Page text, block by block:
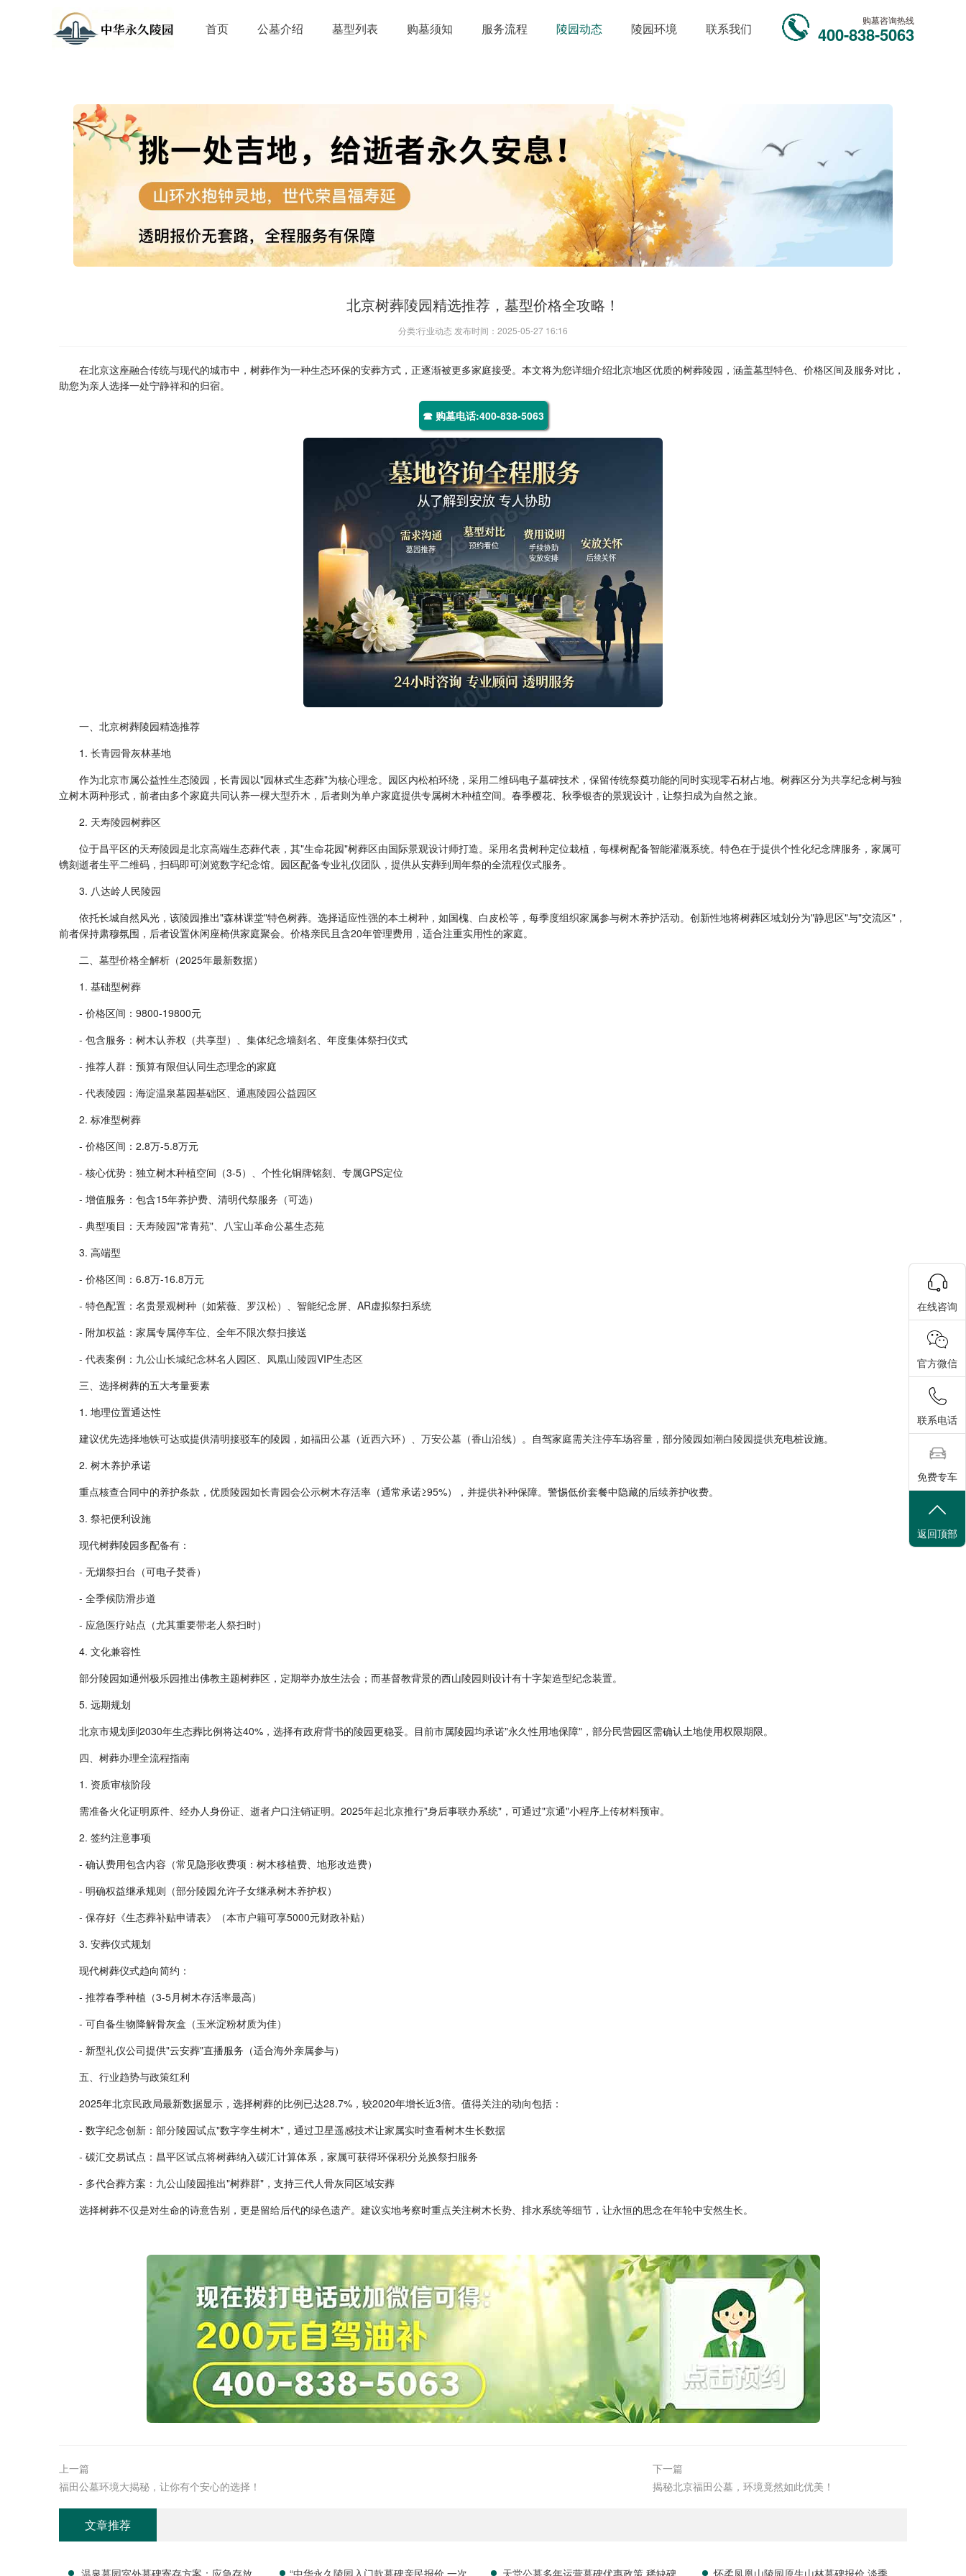
首页 公墓介绍 墓型列表 购墓须知 服务流程 陵园动态 陵园环境 联系我们
购墓咨询热线
400-838-5063
北京树葬陵园精选推荐，墓型价格全攻略！
分类:行业动态 发布时间：2025-05-27 16:16
在北京这座融合传统与现代的城市中，树葬作为一种生态环保的安葬方式，正逐渐被更多家庭接受。本文将为您详细介绍北京地区优质的树葬陵园，涵盖墓型特色、价格区间及服务对比，
助您为亲人选择一处宁静祥和的归宿。
☎ 购墓电话:400-838-5063
一、北京树葬陵园精选推荐
1. 长青园骨灰林基地
作为北京市属公益性生态陵园， 长青园以"园林式生态葬"为核心理念。园区内松柏环绕，采用二维码电子墓碑技术，保留传统祭奠功能的同时实现零石材占地。树葬区分为共享纪念树与独
立树木两种形式，前者由多个家庭共同认养一棵大型乔木，后者则为单户家庭提供专属树木种植空间。春季樱花、秋季银杏的景观设计，让祭扫成为自然之旅。
2. 天寿陵园树葬区
位于昌平区的天寿陵园是北京高端生态葬代表，其"生命花园"树葬区由国际景观设计师打造。采用名贵树种定位栽植，每棵树配备智能灌溉系统。特色在于提供个性化纪念牌服务，家属可
镌刻逝者生平二维码，扫码即可浏览数字纪念馆。园区配备专业礼仪团队，提供从安葬到周年祭的全流程仪式服务。
3. 八达岭人民陵园
依托长城自然风光，该陵园推出"森林课堂"特色树葬。选择适应性强的本土树种，如国槐、白皮松等，每季度组织家属参与树木养护活动。创新性地将树葬区域划分为"静思区"与"交流区"，
前者保持肃穆氛围，后者设置休闲座椅供家庭聚会。价格亲民且含20年管理费用，适合注重实用性的家庭。
二、墓型价格全解析（2025年最新数据）
1. 基础型树葬
- 价格区间：9800-19800元
- 包含服务：树木认养权（共享型）、集体纪念墙刻名、年度集体祭扫仪式
- 推荐人群：预算有限但认同生态理念的家庭
- 代表陵园：海淀温泉墓园基础区、 通惠陵园公益园区
2. 标准型树葬
- 价格区间：2.8万-5.8万元
- 核心优势：独立树木种植空间（3-5）、个性化铜牌铭刻、专属GPS定位
- 增值服务：包含15年养护费、清明代祭服务（可选）
- 典型项目： 天寿陵园"常青苑"、八宝山革命公墓生态苑
3. 高端型
- 价格区间：6.8万-16.8万元
- 特色配置：名贵景观树种（如紫薇、罗汉松）、智能纪念屏、AR虚拟祭扫系统
- 附加权益：家属专属停车位、全年不限次祭扫接送
- 代表案例： 九公山长城纪念林名人园区、 凤凰山陵园VIP生态区
三、选择树葬的五大考量要素
1. 地理位置通达性
建议优先选择地铁可达或提供清明接驳车的陵园，如福田公墓 （近西六环）、 万安公墓 （香山沿线）。自驾家庭需关注停车场容量，部分陵园如潮白陵园提供充电桩设施。
2. 树木养护承诺
重点核查合同中的养护条款，优质陵园如长青园会公示树木存活率（通常承诺≥95%），并提供补种保障。警惕低价套餐中隐藏的后续养护收费。
3. 祭祀便利设施
现代树葬陵园多配备有：
- 无烟祭扫台（可电子焚香）
- 全季候防滑步道
- 应急医疗站点（尤其重要带老人祭扫时）
4. 文化兼容性
部分陵园如通州极乐园推出佛教主题树葬区，定期举办放生法会；而基督教背景的西山陵园则设计有十字架造型纪念装置。
5. 远期规划
北京市规划到2030年生态葬比例将达40%，选择有政府背书的陵园更稳妥。目前市属陵园均承诺"永久性用地保障"，部分民营园区需确认土地使用权限期限。
四、树葬办理全流程指南
1. 资质审核阶段
需准备火化证明原件、经办人身份证、逝者户口注销证明。2025年起北京推行"身后事联办系统"，可通过"京通"小程序上传材料预审。
2. 签约注意事项
- 确认费用包含内容（常见隐形收费项：树木移植费、地形改造费）
- 明确权益继承规则（部分陵园允许子女继承树木养护权）
- 保存好《生态葬补贴申请表》（本市户籍可享5000元财政补贴）
3. 安葬仪式规划
现代树葬仪式趋向简约：
- 推荐春季种植（3-5月树木存活率最高）
- 可自备生物降解骨灰盒（玉米淀粉材质为佳）
- 新型礼仪公司提供"云安葬"直播服务（适合海外亲属参与）
五、行业趋势与政策红利
2025年北京民政局最新数据显示，选择树葬的比例已达28.7%，较2020年增长近3倍。值得关注的动向包括：
- 数字纪念创新：部分陵园试点"数字孪生树木"，通过卫星遥感技术让家属实时查看树木生长数据
- 碳汇交易试点：昌平区试点将树葬纳入碳汇计算体系，家属可获得环保积分兑换祭扫服务
- 多代合葬方案： 九公山陵园推出"树葬群"，支持三代人骨灰同区域安葬
选择树葬不仅是对生命的诗意告别，更是留给后代的绿色遗产。建议实地考察时重点关注树木长势、排水系统等细节，让永恒的思念在年轮中安然生长。
上一篇
福田公墓环境大揭秘，让你有个安心的选择！
下一篇
揭秘北京福田公墓，环境竟然如此优美！
文章推荐
温泉墓园室外墓碑寄存方案：应急存放配 “中华永久陵园入门款墓碑亲民报价 一次性 天堂公墓多年运营墓碑优惠政策 稀缺碑位 怀柔凤凰山陵园原生山林墓碑报价 淡季专
在线咨询
官方微信
联系电话
免费专车
返回顶部